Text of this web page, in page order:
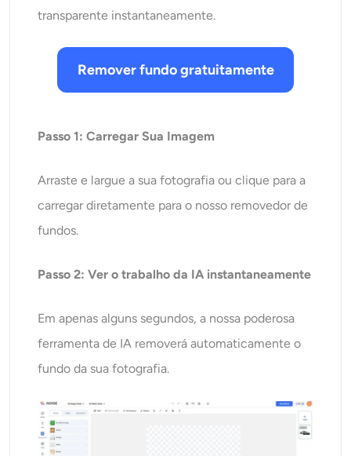
transparente instantaneamente.
Remover fundo gratuitamente
Passo 1: Carregar Sua Imagem
Arraste e largue a sua fotografia ou clique para a
carregar diretamente para o nosso removedor de
fundos.
Passo 2: Ver o trabalho da IA instantaneamente
Em apenas alguns segundos, a nossa poderosa
ferramenta de IA removerá automaticamente o
fundo da sua fotografia.